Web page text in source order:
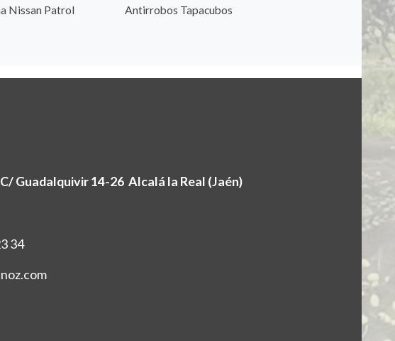
Nissan Patrol Antirrobos Tapacubos
Guadalquivir 14-26 Alcalá la Real (Jaén)
34